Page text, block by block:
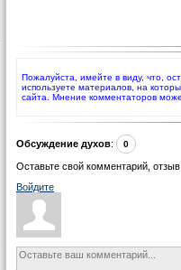
Пожалуйста, имейте в виду, что,
используете материалов, на
сайта. Мнение комментаторов
Обсуждение духов: 0
Оставьте свой комментарий,
Войдите